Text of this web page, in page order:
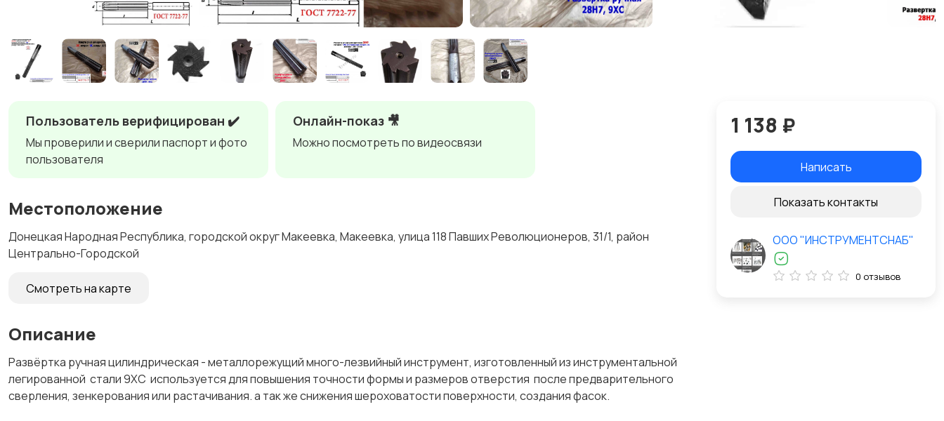
Пользователь верифицирован ✔️
Мы проверили и сверили паспорт и фото
пользователя
Онлайн-показ 🎥
Можно посмотреть по видеосвязи
Местоположение
Донецкая Народная Республика, городской округ Макеевка, Макеевка, улица 118 Павших Революционеров, 31/1, район
Центрально-Городской
Смотреть на карте
Описание
Развёртка ручная цилиндрическая - металлорежущий много-лезвийный инструмент, изготовленный из инструментальной
легированной стали 9ХС используется для повышения точности формы и размеров отверстия после предварительного
сверления, зенкерования или растачивания. а так же снижения шероховатости поверхности, создания фасок.
1 138 ₽
Написать
Показать контакты
ООО "ИНСТРУМЕНТСНАБ"
0 отзывов